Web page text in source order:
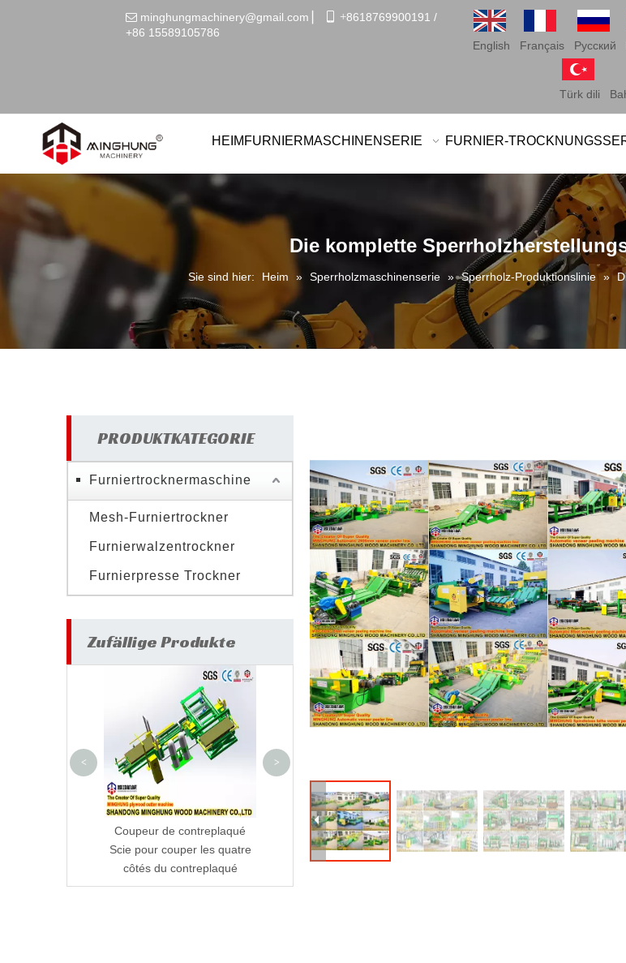
 minghungmachinery@gmail.com  +8618769900191 /
+86 15589105786
English
Français Pусский
Türk dili
HEIM FURNIERMASCHINENSERIE FURNIER-
Die komplette
Sie sind hier: Heim » Sperrholzmaschinenserie » Sperrholz-Produktionslinie »
PRODUKTKATEGORIE
Furniertrocknermaschine
Mesh-Furniertrockner
Furnierwalzentrockner
Furnierpresse Trockner
Zufällige Produkte
Coupeur de contreplaqué
Scie pour couper les quatre
côtés du contreplaqué
Furniermaschine
Heißpressmaschine für
Sperrholz-LVL-Platten
< >